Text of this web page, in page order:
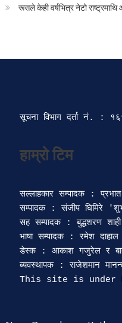
रूसले केही वर्षभित्र नेटो
सूचना विभाग दर्ता‍ नं. :
हाम्रो टिम
सल्लाहकार सम्पादक :
सम्पादक : संजीप घिमिरे
सह सम्पादक : बुद्धशरण शाही
भाषा सम्पादक : रमेश दाहाल
डेस्क : आकाश गजुरेल र
ब्यवस्थापक : राजेशमान